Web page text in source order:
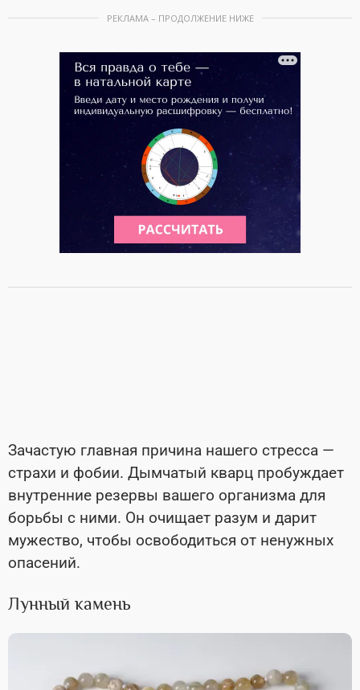
РЕКЛАМА – ПРОДОЛЖЕНИЕ НИЖЕ
Зачастую главная причина нашего стресса —
страхи и фобии. Дымчатый кварц пробуждает
внутренние резервы вашего организма для
борьбы с ними. Он очищает разум и дарит
мужество, чтобы освободиться от ненужных
опасений.
Лунный камень